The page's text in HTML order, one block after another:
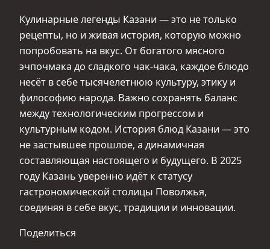
Кулинарные легенды Казани — это не только
рецепты, но и живая история, которую можно
попробовать на вкус. От богатого мясного
эчпочмака до сладкого чак-чака, каждое блюдо
несёт в себе тысячелетнюю культуру, этику и
философию народа. Важно сохранять баланс
между технологическим прогрессом и
культурным кодом. История блюд Казани — это
не застывшее прошлое, а динамичная
составляющая настоящего и будущего. В 2025
году Казань уверенно идёт к статусу
гастрономической столицы Поволжья,
соединяя в себе вкус, традиции и инновации.
Поделиться